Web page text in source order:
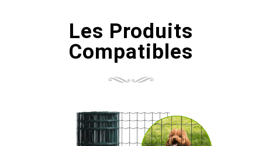
Les Produits
Compatibles